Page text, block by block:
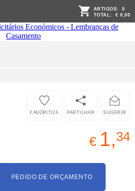
ARTIGOS: 0
TOTAL: € 0,00
SUGERIR
PARTILHAR
FAVORITOS
€ 1,34
PEDIDO DE ORÇAMENTO